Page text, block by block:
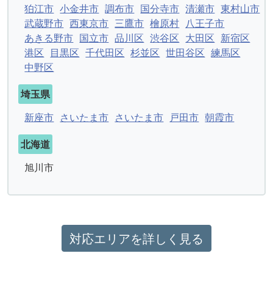
狛江市 小金井市 調布市 国分寺市 清瀬市 東村山市
武蔵野市 西東京市 三鷹市 檜原村 八王子市
あきる野市 国立市 品川区 渋谷区 大田区 新宿区
港区 目黒区 千代田区 杉並区 世田谷区 練馬区
中野区
埼玉県
新座市 さいたま市 さいたま市 戸田市 朝霞市
北海道
旭川市
対応エリアを詳しく見る